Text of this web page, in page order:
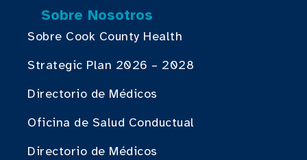
Sobre Nosotros
Sobre Cook County Health
Strategic Plan 2026 – 2028
Directorio de Médicos
Oficina de Salud Conductual
Directorio de Médicos